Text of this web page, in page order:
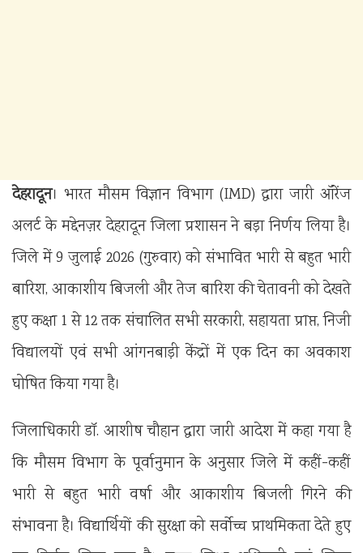
देहरादून। भारत मौसम विज्ञान विभाग (IMD) द्वारा जारी ऑरेंज
अलर्ट के मद्देनज़र देहरादून जिला प्रशासन ने बड़ा निर्णय लिया है।
जिले में 9 जुलाई 2026 (गुरुवार) को संभावित भारी से बहुत भारी
बारिश, आकाशीय बिजली और तेज बारिश की चेतावनी को देखते
हुए कक्षा 1 से 12 तक संचालित सभी सरकारी, सहायता प्राप्त, निजी
विद्यालयों एवं सभी आंगनबाड़ी केंद्रों में एक दिन का अवकाश
घोषित किया गया है।
जिलाधिकारी डॉ. आशीष चौहान द्वारा जारी आदेश में कहा गया है
कि मौसम विभाग के पूर्वानुमान के अनुसार जिले में कहीं-कहीं
भारी से बहुत भारी वर्षा और आकाशीय बिजली गिरने की
संभावना है। विद्यार्थियों की सुरक्षा को सर्वोच्च प्राथमिकता देते हुए